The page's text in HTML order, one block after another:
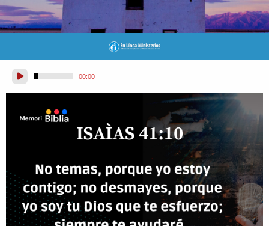
Audio
00:00